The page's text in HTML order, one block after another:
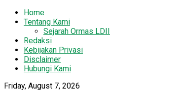
Home
Tentang Kami
Sejarah Ormas LDII
Redaksi
Kebijakan Privasi
Disclaimer
Hubungi Kami
Friday, August 7, 2026